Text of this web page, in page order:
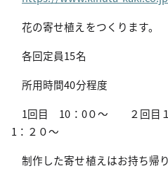
花の寄せ植えをつくります。
各回定員15名
所用時間40分程度
1回目 10：0０～ ２回目
1：２０～
制作した寄せ植えはお持ち帰